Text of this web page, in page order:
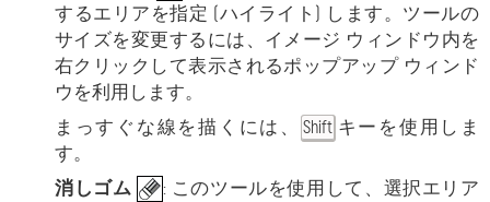
するエリアを指定 (ハイライト) します。ツールの
サイズを変更するには、イメージ ウィンドウ内を
右クリックして表示されるポップアップ ウィンド
ウを利用します。
まっすぐな線を描くには、
Shift キーを使用しま
す。
消しゴム
: このツールを使用して、選択エリア